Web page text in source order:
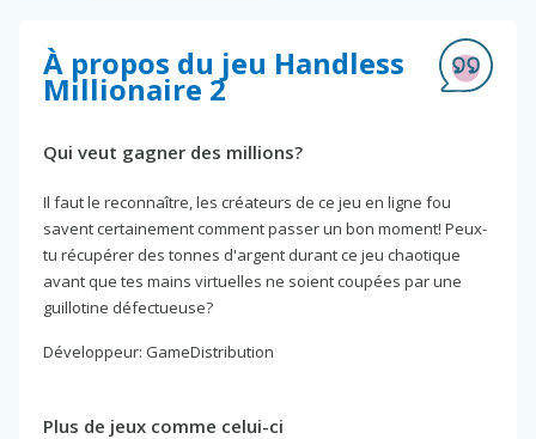
À propos du jeu Handless
Millionaire 2
Qui veut gagner des millions?
Il faut le reconnaître, les créateurs de ce jeu en ligne fou
savent certainement comment passer un bon moment! Peux-
tu récupérer des tonnes d'argent durant ce jeu chaotique
avant que tes mains virtuelles ne soient coupées par une
guillotine défectueuse?
Développeur: GameDistribution
Plus de jeux comme celui-ci